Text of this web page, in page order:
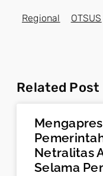
Regional OTSUS
Related Post
Netralitas
Selama